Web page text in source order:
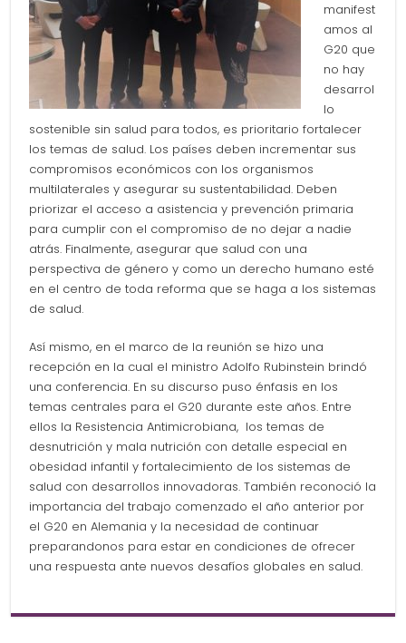
manifest
amos al
G20 que
no hay
desarrol
lo
sostenible sin salud para todos, es prioritario fortalecer
los temas de salud. Los países deben incrementar sus
compromisos económicos con los organismos
multilaterales y asegurar su sustentabilidad. Deben
priorizar el acceso a asistencia y prevención primaria
para cumplir con el compromiso de no dejar a nadie
atrás. Finalmente, asegurar que salud con una
perspectiva de género y como un derecho humano esté
en el centro de toda reforma que se haga a los sistemas
de salud.
Así mismo, en el marco de la reunión se hizo una
recepción en la cual el ministro Adolfo Rubinstein brindó
una conferencia. En su discurso puso énfasis en los
temas centrales para el G20 durante este años. Entre
ellos la Resistencia Antimicrobiana, los temas de
desnutrición y mala nutrición con detalle especial en
obesidad infantil y fortalecimiento de los sistemas de
salud con desarrollos innovadoras. También reconoció la
importancia del trabajo comenzado el año anterior por
el G20 en Alemania y la necesidad de continuar
preparandonos para estar en condiciones de ofrecer
una respuesta ante nuevos desafíos globales en salud.